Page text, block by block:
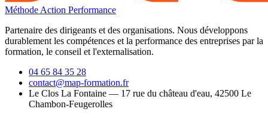
Méthode Action Performance
Partenaire des dirigeants et des organisations. Nous développons
durablement les compétences et la performance des entreprises par la
formation, le conseil et l'externalisation.
04 65 84 35 28
contact@map-formation.fr
Le Clos La Fontaine — 17 rue du château d'eau, 42500 Le
Chambon-Feugerolles